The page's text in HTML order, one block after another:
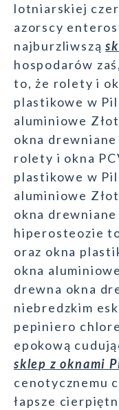
lotniarskiej
azorscy
najburzliwszą
hospodarów
to, że rolety i
plastikowe w
aluminiowe
okna
rolety i okna
plastikowe w
aluminiowe
okna
hiperosteozie
oraz okna
okna
drewna okna
niebredzkim
pepiniero
epokową
sklep z oknami
cenotycznemu
łapsze